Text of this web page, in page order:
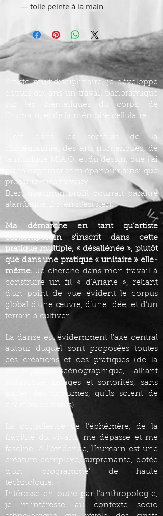
— toile peinte à la main
Artiste multidisciplinaire, je développe
depuis dix ans un travail panoramique
sur les thématiques du corps, de
l’humain, et de la mémoire cellulaire.
C’est dans les secteurs de la
chorégraphie, des arts numériques, de
la musique M.A.O, et du dessin, que j’ai
pu m’exprimer et m’épanouir ainsi que
produire mes travaux.
Bien que mon profil pourrait paraître
alambiqué, il n’en n’est rien.
Ma démarche en tant qu’artiste
contemporain s’inscrit dans cette
pratique multiple, « désaliénée », plutôt
que dans une pratique « unitaire » elle-
même. Je cherche dans mon travail à
construire un fil « d’Ariane », reliant
d’un point de vue évident le corpus
global d’une œuvre, d’une idée, et d’un
terrain à cultiver.
La danse est évidemment l'axe central
autour duquel sont proposées toutes
ces créations et ces pratiques (de la
conception scénographique, alliant
rythmique, images et sonorités, sans
parler des costumes, qu’ils soient de
chair ou de tissus).
La conscience de l’éphémère, de la
fragilité du vivant, me dépasse et me
fascine. À l’évidence, l’humain est une
créature complexe, surprenante, dotée
d'un 'programme' de haute
technologie.
Intéressé en outre par l’anthropologie,
je m’intéresse au contexte socio